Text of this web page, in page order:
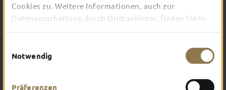
Cookies zu. Weitere Informationen, auch zur
Datenverarbeitung durch Drittanbieter, finden Sie in
Notwendig
Präferenzen